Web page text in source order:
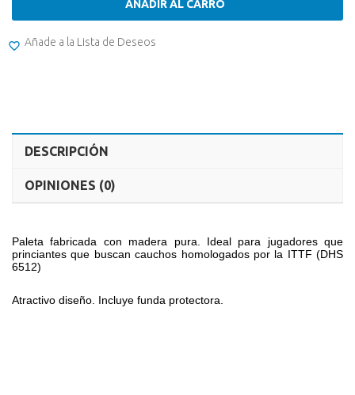
AÑADIR AL CARRO
Añade a la Lista de Deseos
DESCRIPCIÓN
OPINIONES (0)
Paleta fabricada con madera pura. Ideal para jugadores que
princiantes que buscan cauchos homologados por la ITTF (DHS
6512)
Atractivo diseño. Incluye funda protectora.